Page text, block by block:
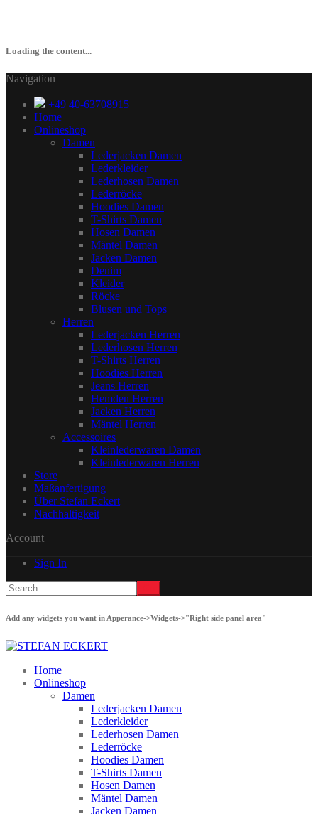
Loading the content...
Navigation
+49 40-63708915
Home
Onlineshop
Damen
Lederjacken Damen
Lederkleider
Lederhosen Damen
Lederröcke
Hoodies Damen
T-Shirts Damen
Hosen Damen
Mäntel Damen
Jacken Damen
Denim
Kleider
Röcke
Blusen und Tops
Herren
Lederjacken Herren
Lederhosen Herren
T-Shirts Herren
Hoodies Herren
Jeans Herren
Hemden Herren
Jacken Herren
Mäntel Herren
Accessoires
Kleinlederwaren Damen
Kleinlederwaren Herren
Store
Maßanfertigung
Über Stefan Eckert
Nachhaltigkeit
Account
Sign In
Add any widgets you want in Apperance->Widgets->"Right side panel area"
Home
Onlineshop
Damen
Lederjacken Damen
Lederkleider
Lederhosen Damen
Lederröcke
Hoodies Damen
T-Shirts Damen
Hosen Damen
Mäntel Damen
Jacken Damen